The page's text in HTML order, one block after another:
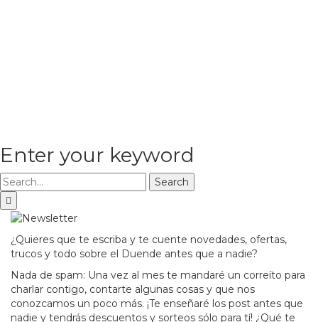
Enter your keyword
Search
¿Quieres que te escriba y te cuente novedades, ofertas,
trucos y todo sobre el Duende antes que a nadie?
Nada de spam: Una vez al mes te mandaré un correíto para
charlar contigo, contarte algunas cosas y que nos
conozcamos un poco más. ¡Te enseñaré los post antes que
nadie y tendrás descuentos y sorteos sólo para tí! ¿Qué te